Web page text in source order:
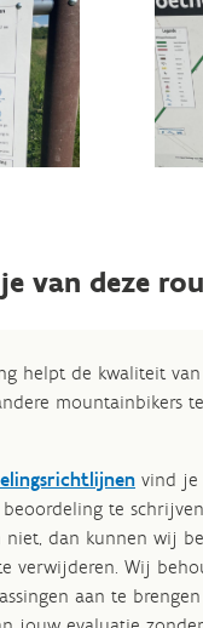
van deze
helpt de kwaliteit
mountainbikers
vind je
te
dan kunnen wij
verwijderen. Wij
aan te